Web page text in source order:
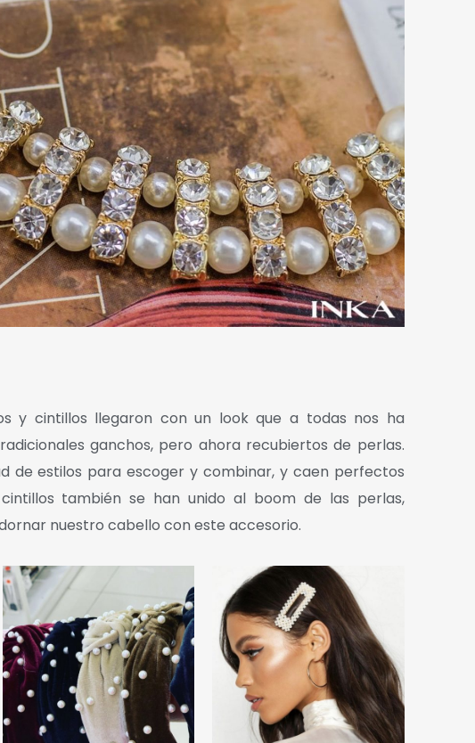
y cintillos llegaron con un look que a todas nos ha
ganchos, pero ahora recubiertos de perlas.
de estilos para escoger y combinar, y caen perfectos
también se han unido al boom de las perlas,
nuestro cabello con este accesorio.